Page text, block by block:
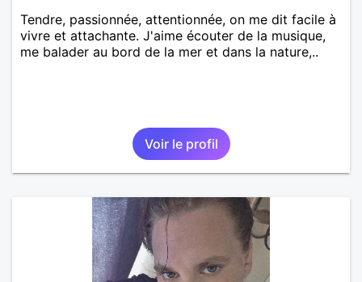
Tendre, passionnée, attentionnée, on me dit facile à
vivre et attachante. J'aime écouter de la musique,
me balader au bord de la mer et dans la nature,..
Voir le profil